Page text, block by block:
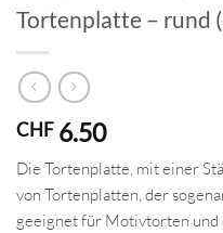
Tortenplatte – rund
CHF 6.50
Die Tortenplatte, mit einer
von Tortenplatten, der
geeignet für Motivtorten und